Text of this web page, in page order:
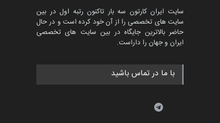
سایت ایران کارتون سه بار تاکنون رتبه اول در بین
سایت های تخصصی را از آن خود کرده است و در حال
حاضر بالاترین جایگاه در بین سایت های تخصصی
ایران و جهان را داراست.
با ما در تماس باشید